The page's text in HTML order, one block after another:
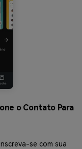
o Contato Para
se com sua